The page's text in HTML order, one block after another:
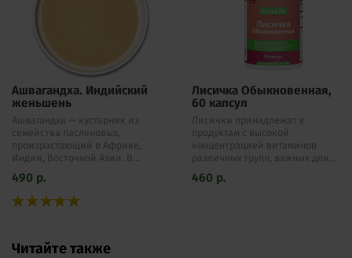
Ашвагандха. Индийский
женьшень
Ашвагандха — кустарник из
семейства пасленовых,
произрастающий в Африке,
Индии, Восточной Азии. В...
490 р.
Лисичка Обыкновенная,
60 капсул
Лисички принадлежат к
продуктам с высокой
концентрацией витаминов
различных групп, важных для...
460 р.
Читайте также